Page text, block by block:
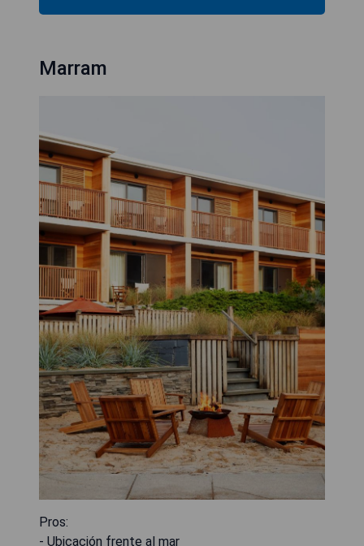
Marram
Pros:
- Ubicación frente al mar